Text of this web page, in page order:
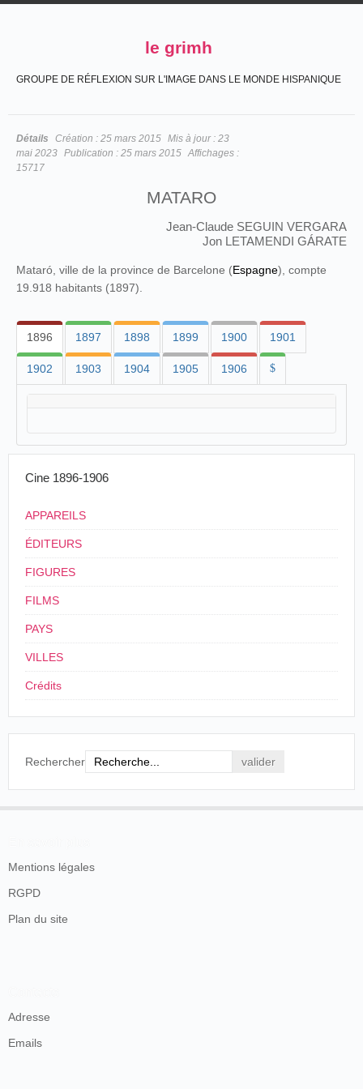
le grimh
GROUPE DE RÉFLEXION SUR L'IMAGE DANS LE MONDE HISPANIQUE
Détails Création : 25 mars 2015 Mis à jour : 23
mai 2023 Publication : 25 mars 2015 Affichages :
15717
MATARO
Jean-Claude SEGUIN VERGARA
Jon LETAMENDI GÁRATE
Mataró, ville de la province de Barcelone (Espagne), compte
19.918 habitants (1897).
1896 1897 1898 1899 1900 1901
1902 1903 1904 1905 1906 $
Cine 1896-1906
APPAREILS
ÉDITEURS
FIGURES
FILMS
PAYS
VILLES
Crédits
Rechercher
Mentions légales
RGPD
Plan du site
Adresse
Emails